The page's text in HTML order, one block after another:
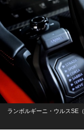
ランボルギーニ・ウルスSE